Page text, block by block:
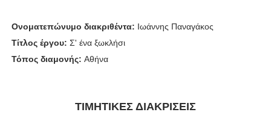
Ονοματεπώνυμο διακριθέντα: Ιωάννης Παναγάκος
Τίτλος έργου: Σ' ένα ξωκλήσι
Τόπος διαμονής: Αθήνα
ΤΙΜΗΤΙΚΕΣ ΔΙΑΚΡΙΣΕΙΣ